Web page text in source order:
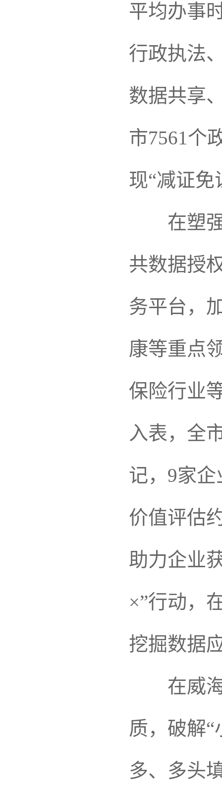
平均办事
行政执法
数据共享
市7561个
现“减证免
在塑强
共数据授
务平台，
康等重点
保险行业
入表，全
记，9家
价值评估
助力企业
×”行动，
挖掘数据
在威海
质，破解
多、多头